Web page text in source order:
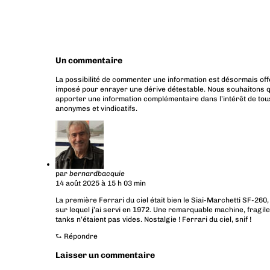
Un commentaire
La possibilité de commenter une information est désormais
imposé pour enrayer une dérive détestable. Nous
apporter une information complémentaire dans l’intérêt de
anonymes et vindicatifs.
par bernardbacquie
14 août 2025 à 15 h 03 min
La première Ferrari du ciel était bien le Siai-Marchetti SF-
sur lequel j’ai servi en 1972. Une remarquable machine,
tanks n’étaient pas vides. Nostalgie ! Ferrari du ciel, snif !
⮑ Répondre
Laisser un commentaire